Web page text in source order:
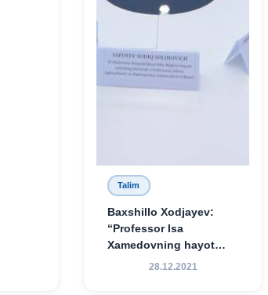
Talim
Baxshillo Xodjayev:
“Professor Isa
Xamedovning hayot
yo‘li — ilm-fanga,
28.12.2021